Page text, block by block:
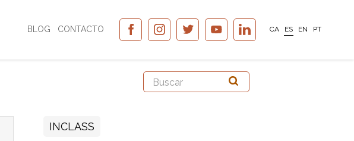
BLOG CONTACTO CA ES EN PT
INCLASS